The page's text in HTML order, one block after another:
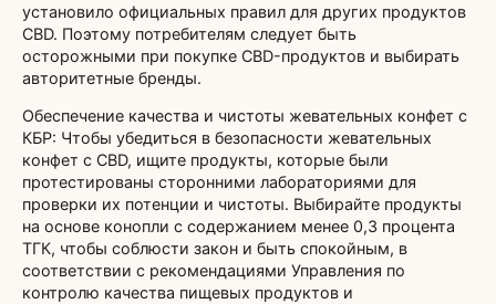
установило официальных правил для других продуктов
CBD. Поэтому потребителям следует быть
осторожными при покупке CBD-продуктов и выбирать
авторитетные бренды.
Обеспечение качества и чистоты жевательных конфет с
КБР: Чтобы убедиться в безопасности жевательных
конфет с CBD, ищите продукты, которые были
протестированы сторонними лабораториями для
проверки их потенции и чистоты. Выбирайте продукты
на основе конопли с содержанием менее 0,3 процента
ТГК, чтобы соблюсти закон и быть спокойным, в
соответствии с рекомендациями Управления по
контролю качества пищевых продуктов и